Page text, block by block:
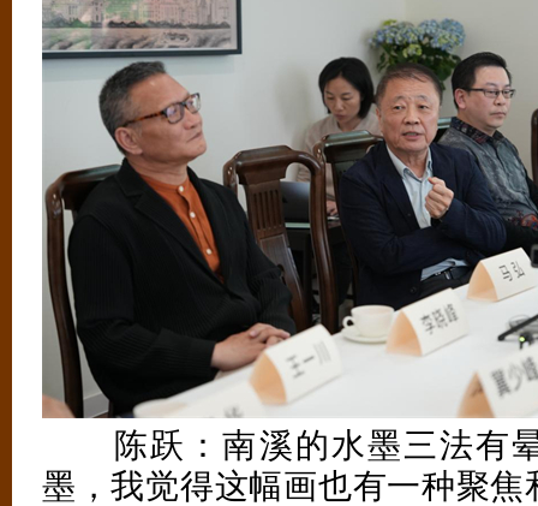
陈跃：南溪的水墨三法有
墨，我觉得这幅画也有一种聚